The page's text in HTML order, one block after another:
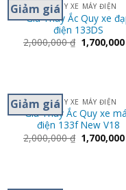
Giảm giáẮC QUY XE MÁY ĐIỆN
Giá Thay Ắc Quy xe
điện 133DS
2,000,000₫
Giảm giáẮC QUY XE MÁY ĐIỆN
Giá Thay Ắc Quy xe
điện 133f New V18
2,000,000₫